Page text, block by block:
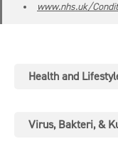
www.nhs.uk/
Health and
Virus, Bakteri, &